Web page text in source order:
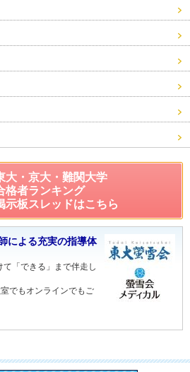
大・京大・難関大学
格者ランキング
示板スレッドはこちら
による充実の指導体
「できる」まで伴走し
でもオンラインでもご